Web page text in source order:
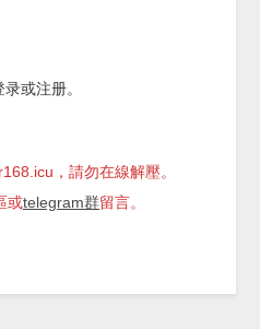
或注册。
，請勿在線解壓。
或telegram群留言。